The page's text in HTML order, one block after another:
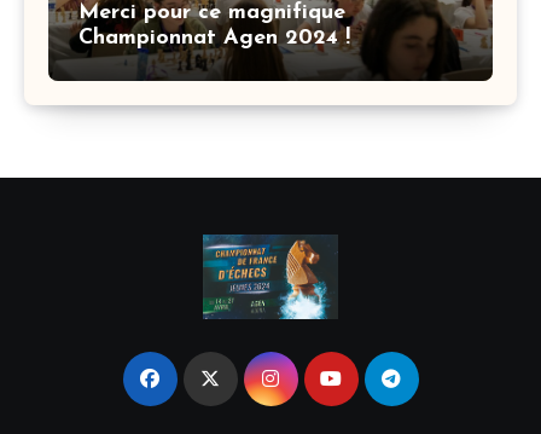
Merci pour ce magnifique
Championnat Agen 2024 !